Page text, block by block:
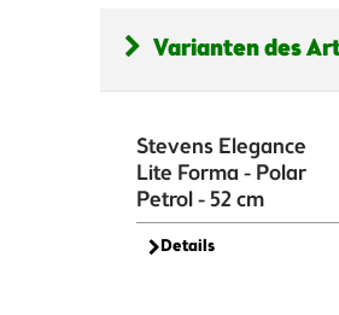
Varianten des
Stevens Elegance
Lite Forma - Polar
Petrol - 52 cm
Details